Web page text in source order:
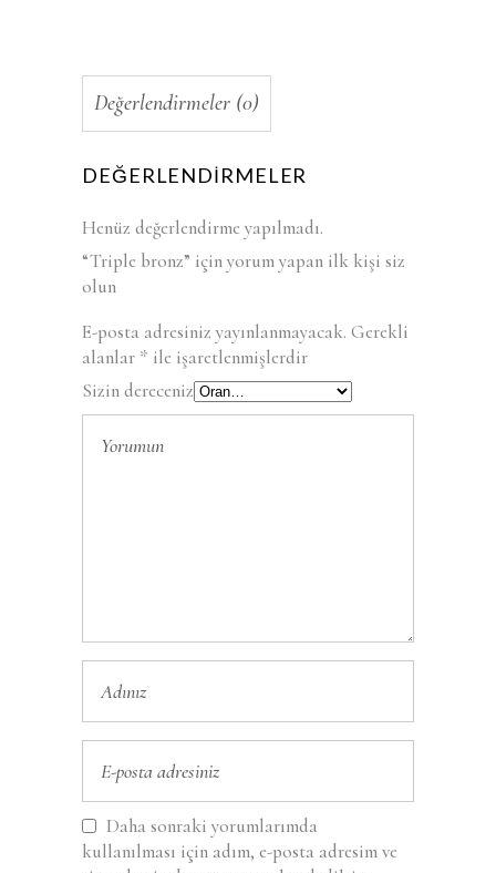
Değerlendirmeler (0)
DEĞERLENDIRMELER
Henüz değerlendirme yapılmadı.
“Triple bronz” için yorum yapan ilk kişi siz
olun
E-posta adresiniz yayınlanmayacak. Gerekli
alanlar * ile işaretlenmişlerdir
Sizin dereceniz
Daha sonraki yorumlarımda
kullanılması için adım, e-posta adresim ve